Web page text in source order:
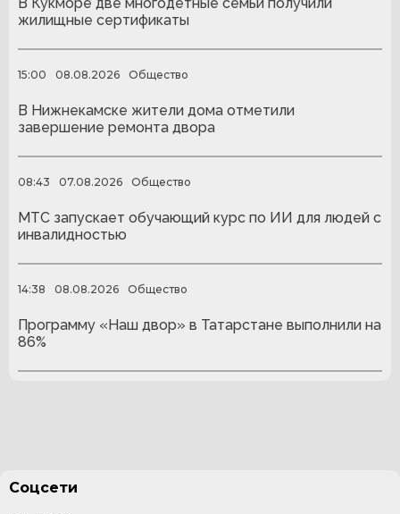
жилищные сертификаты
15:00 08.08.2026 Общество
В Нижнекамске жители дома отметили
завершение ремонта двора
08:43 07.08.2026 Общество
МТС запускает обучающий курс по ИИ для людей с
инвалидностью
14:38 08.08.2026 Общество
Программу «Наш двор» в Татарстане выполнили на
86%
Соцсети